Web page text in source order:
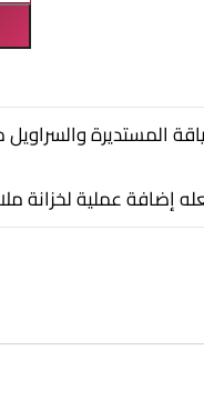
المستديرة
إضافة عملية لخزانة